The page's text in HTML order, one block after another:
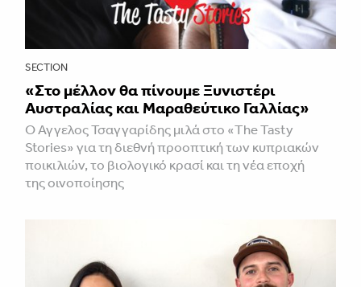
SECTION
«Στο μέλλον θα πίνουμε Ξυνιστέρι
Αυστραλίας και Μαραθεύτικο Γαλλίας»
Ο Άγγελος Τσαγγαρίδης μιλά στο «The Tasty
Stories» για τη διεθνή προοπτική των κυπριακών
ποικιλιών, το βιολογικό κρασί και τη νέα εποχή
της οινοποίησης